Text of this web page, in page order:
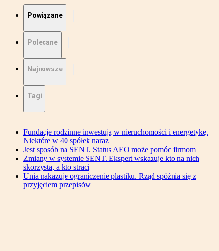
Powiązane
Polecane
Najnowsze
Tagi
Fundacje rodzinne inwestują w nieruchomości i energetykę.
Niektóre w 40 spółek naraz
Jest sposób na SENT. Status AEO może pomóc firmom
Zmiany w systemie SENT. Ekspert wskazuje kto na nich
skorzysta, a kto straci
Unia nakazuje ograniczenie plastiku. Rząd spóźnia się z
przyjęciem przepisów